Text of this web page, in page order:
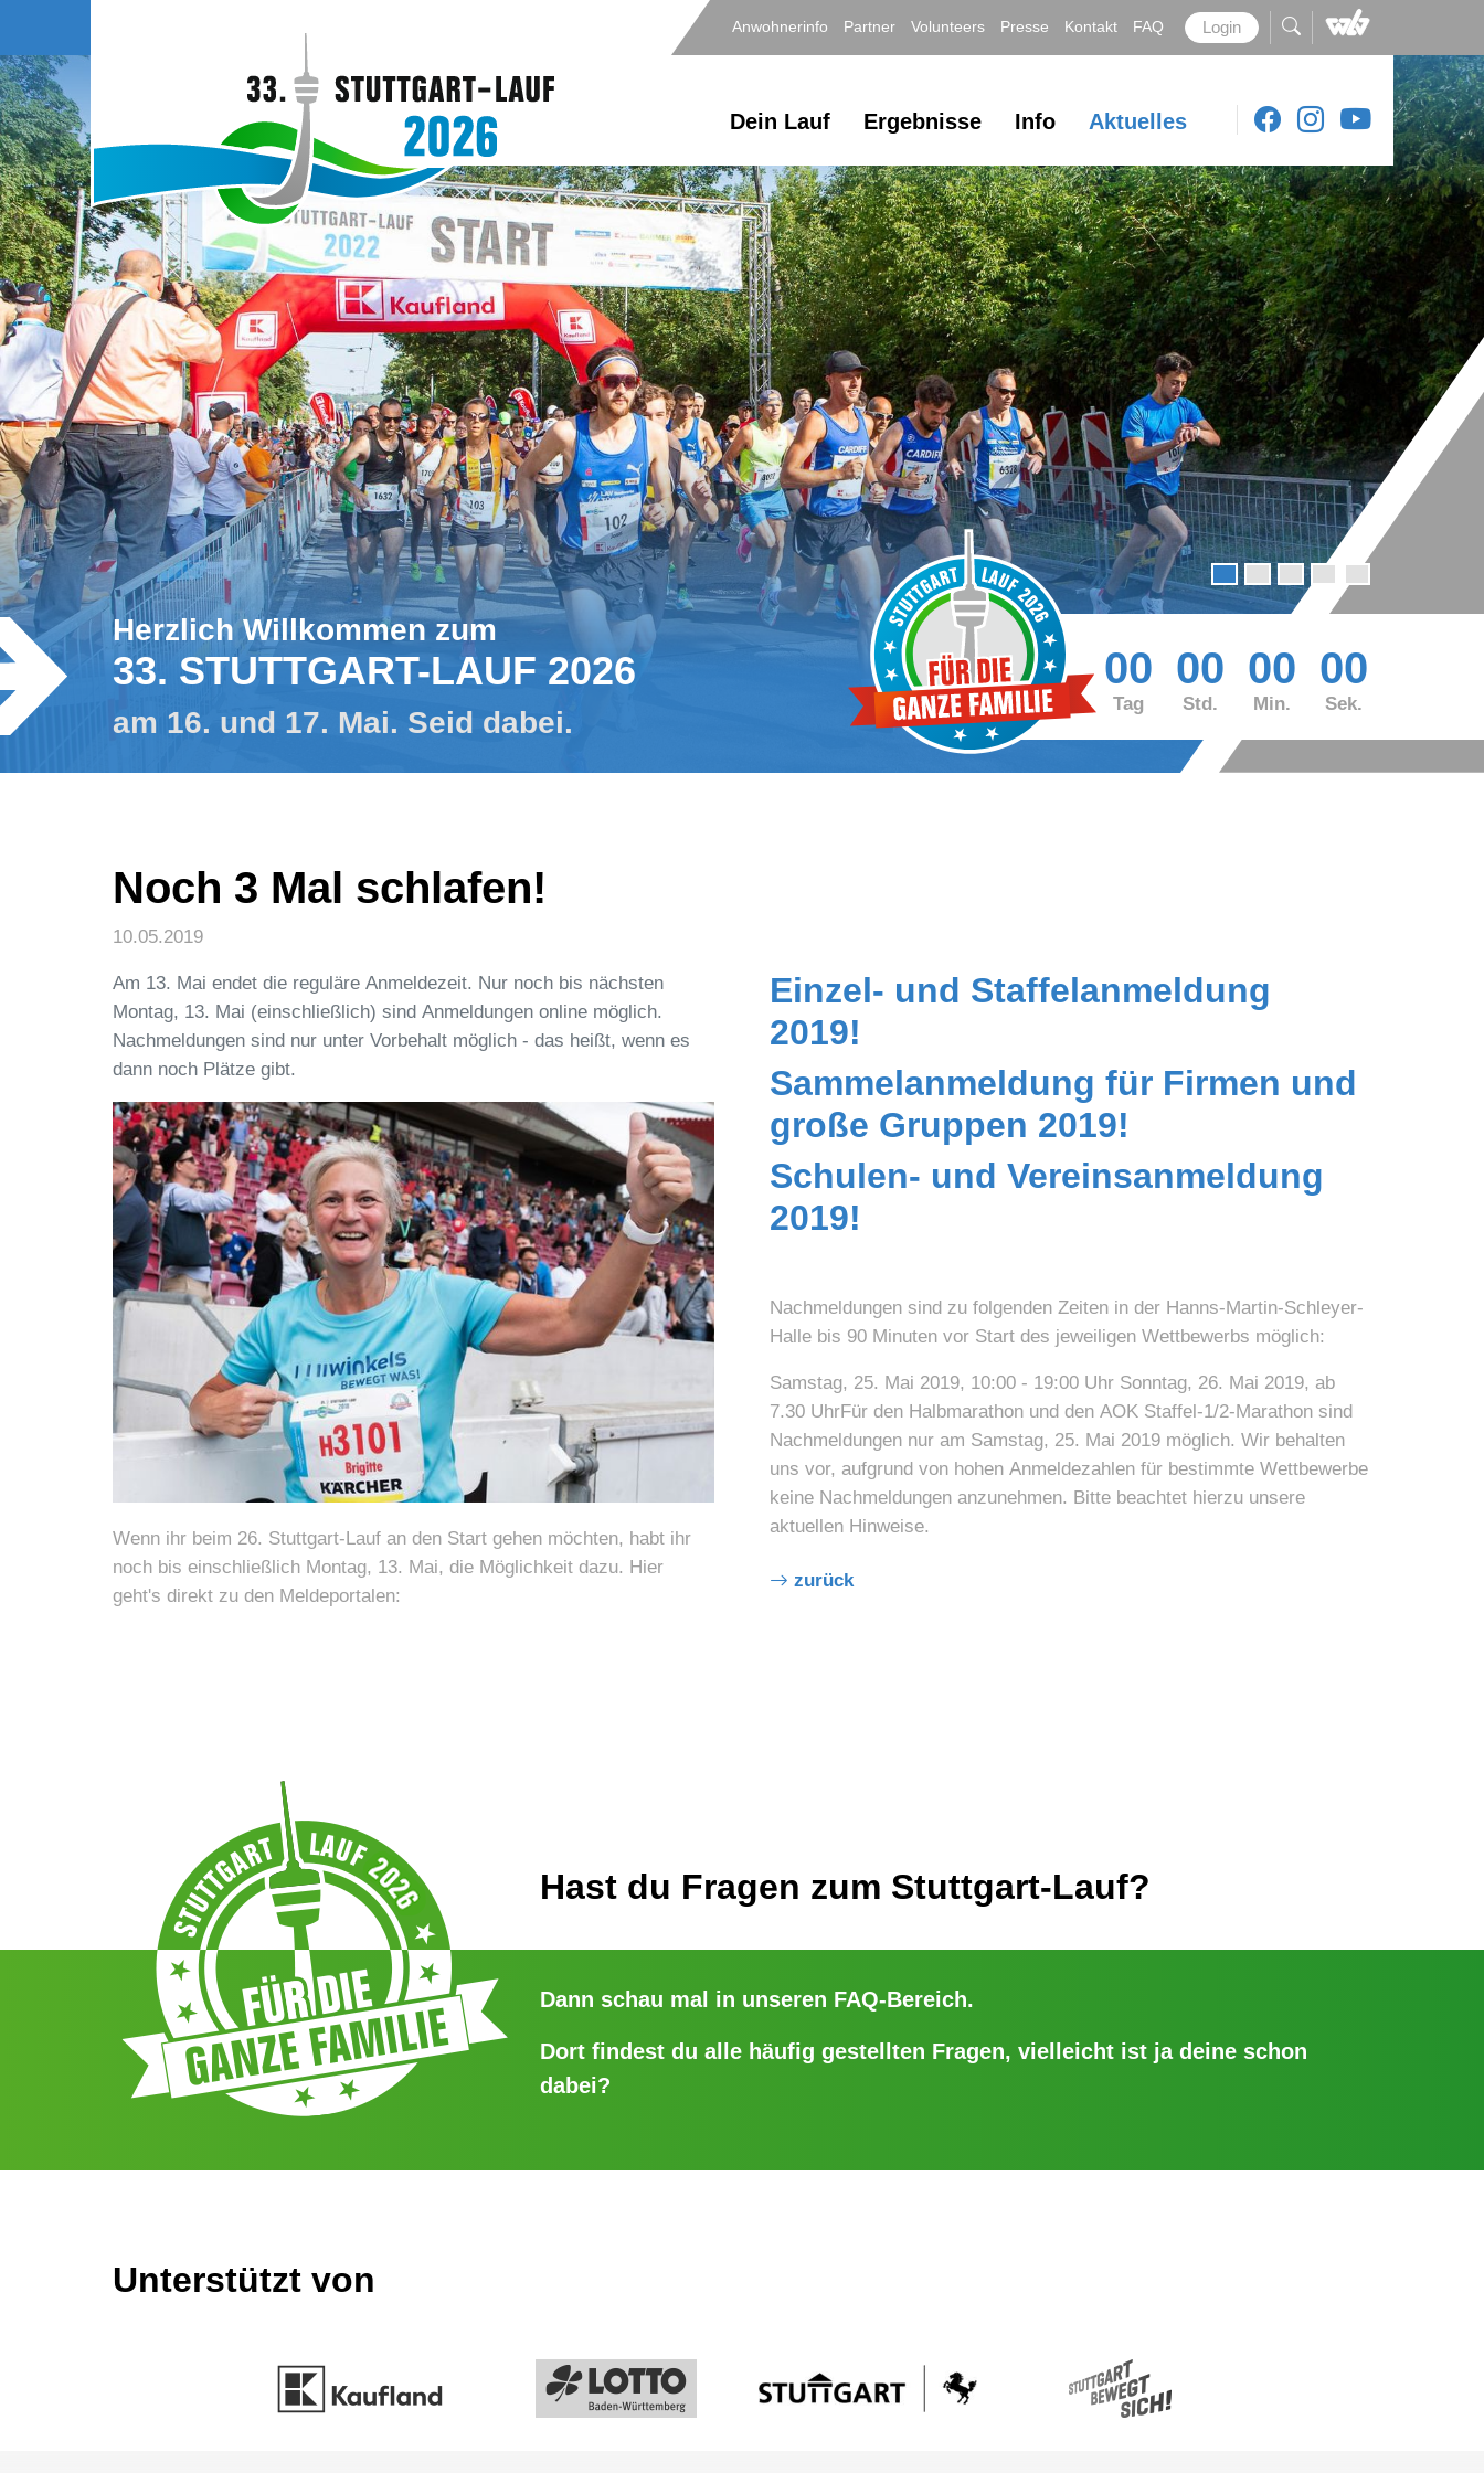
Anwohnerinfo Partner Volunteers Presse Kontakt FAQ Login
Dein Lauf Ergebnisse Info Aktuelles
Herzlich Willkommen zum
33. STUTTGART-LAUF 2026
am 16. und 17. Mai. Seid dabei.
00
Tag
00
Std.
00
Min.
00
Sek.
Noch 3 Mal schlafen!
10.05.2019
Am 13. Mai endet die reguläre Anmeldezeit. Nur noch bis nächsten
Montag, 13. Mai (einschließlich) sind Anmeldungen online möglich.
Nachmeldungen sind nur unter Vorbehalt möglich - das heißt, wenn es
dann noch Plätze gibt.
Wenn ihr beim 26. Stuttgart-Lauf an den Start gehen möchten, habt ihr
noch bis einschließlich Montag, 13. Mai, die Möglichkeit dazu. Hier
geht's direkt zu den Meldeportalen:
Einzel- und Staffelanmeldung
2019!
Sammelanmeldung für Firmen und
große Gruppen 2019!
Schulen- und Vereinsanmeldung
2019!
Nachmeldungen sind zu folgenden Zeiten in der Hanns-Martin-Schleyer-
Halle bis 90 Minuten vor Start des jeweiligen Wettbewerbs möglich:
Samstag, 25. Mai 2019, 10:00 - 19:00 Uhr Sonntag, 26. Mai 2019, ab
7.30 UhrFür den Halbmarathon und den AOK Staffel-1/2-Marathon sind
Nachmeldungen nur am Samstag, 25. Mai 2019 möglich. Wir behalten
uns vor, aufgrund von hohen Anmeldezahlen für bestimmte Wettbewerbe
keine Nachmeldungen anzunehmen. Bitte beachtet hierzu unsere
aktuellen Hinweise.
zurück
Hast du Fragen zum Stuttgart-Lauf?
Dann schau mal in unseren FAQ-Bereich.
Dort findest du alle häufig gestellten Fragen, vielleicht ist ja deine schon
dabei?
Unterstützt von